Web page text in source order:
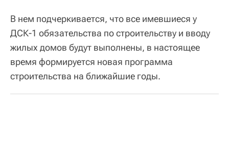
В нем подчеркивается, что все имевшиеся у
ДСК-1 обязательства по строительству и вводу
жилых домов будут выполнены, в настоящее
время формируется новая программа
строительства на ближайшие годы.